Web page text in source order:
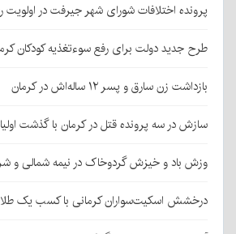
پرونده اختلافات شورای شهر جیرفت در
طرح جدید دولت برای رفع سوءتغذیه کودکان
بازداشت زن سارق و پسر ۱۲ ساله‌اش در کرمان
سازش در سه پرونده قتل در کرمان با گذشت
وزش باد و خیزش گردوخاک در نیمه شمالی و
درخشش اسکیت‌سواران کرمانی با کسب یک